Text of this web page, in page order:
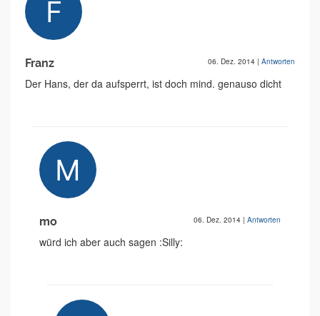
Franz 06. Dez. 2014 | Antworten
Der Hans, der da aufsperrt, ist doch mind. genauso dicht
mo 06. Dez. 2014 | Antworten
würd ich aber auch sagen :Silly: